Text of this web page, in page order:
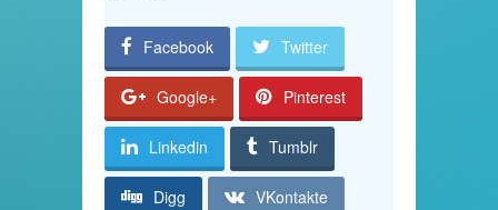
Facebook Twitter
Google+ Pinterest
Linkedin Tumblr
Digg VKontakte